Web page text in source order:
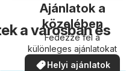
Ajánlatok a
közelében
Fedezze fel a
különleges ajánlatokat
Helyi ajánlatok
a városban és